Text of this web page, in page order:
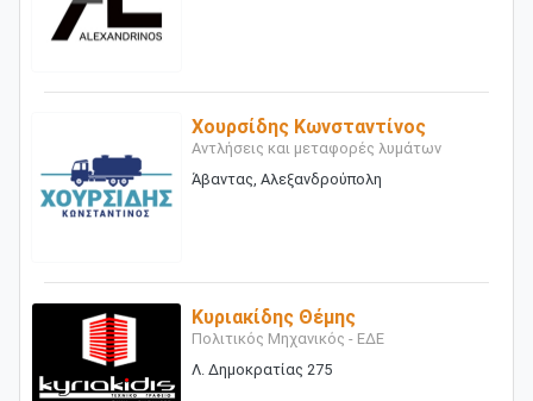
Χουρσίδης Κωνσταντίνος
Αντλήσεις και μεταφορές λυμάτων
Άβαντας, Αλεξανδρούπολη
Κυριακίδης Θέμης
Πολιτικός Μηχανικός - ΕΔΕ
Λ. Δημοκρατίας 275